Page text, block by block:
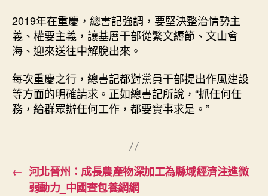
2019年在重慶，總書記強調，要堅決整治情勢主
義、權要主義，讓基層干部從繁文縟節、文山會
海、迎來送往中解脫出來。
每次重慶之行，總書記都對黨員干部提出作風建設
等方面的明確請求。正如總書記所說，“抓任何任
務，給群眾辦任何工作，都要實事求是。”
← 河北晉州：成長農產物深加工為縣域經濟注進微
弱動力_中國查包養網網